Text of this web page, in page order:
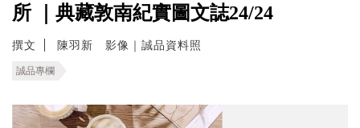
所 ｜典藏敦南紀實圖文誌24/24
撰文 陳羽新 影像｜誠品資料照
誠品專欄